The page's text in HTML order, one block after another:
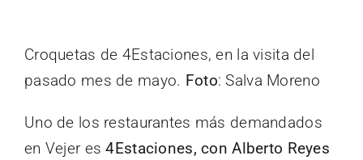
Croquetas de 4Estaciones, en la visita del
pasado mes de mayo. Foto: Salva Moreno
Uno de los restaurantes más demandados
en Vejer es4Estaciones, con Alberto Reyes